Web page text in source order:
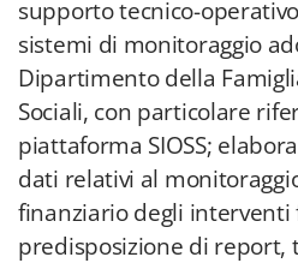
supporto tecnico-
sistemi di monitoraggio
Dipartimento della
Sociali, con particolare
piattaforma SIOSS;
dati relativi al
finanziario degli interventi
predisposizione di report,